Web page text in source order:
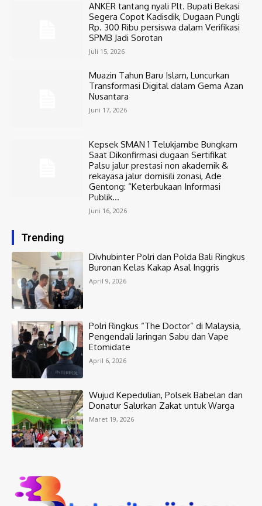
ANKER tantang nyali Plt. Bupati Bekasi
Segera Copot Kadisdik, Dugaan Pungli
Rp. 300 Ribu persiswa dalam Verifikasi
SPMB Jadi Sorotan
Juli 15, 2026
Muazin Tahun Baru Islam, Luncurkan
Transformasi Digital dalam Gema Azan
Nusantara
Juni 17, 2026
Kepsek SMAN 1 Telukjambe Bungkam
Saat Dikonfirmasi dugaan Sertifikat
Palsu jalur prestasi non akademik &
rekayasa jalur domisili zonasi, Ade
Gentong: “Keterbukaan Informasi
Publik...
Juni 16, 2026
Trending
Divhubinter Polri dan Polda Bali Ringkus
Buronan Kelas Kakap Asal Inggris
April 9, 2026
Polri Ringkus “The Doctor” di Malaysia,
Pengendali Jaringan Sabu dan Vape
Etomidate
April 6, 2026
Wujud Kepedulian, Polsek Babelan dan
Donatur Salurkan Zakat untuk Warga
Maret 19, 2026